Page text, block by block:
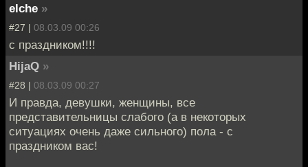
elche »
#27 | 08.03.09 00:26
с праздником!!!!
HijaQ »
#28 | 08.03.09 00:27
И правда, девушки, женщины, все
представительницы слабого (а в некоторых
ситуациях очень даже сильного) пола - с
праздником вас!